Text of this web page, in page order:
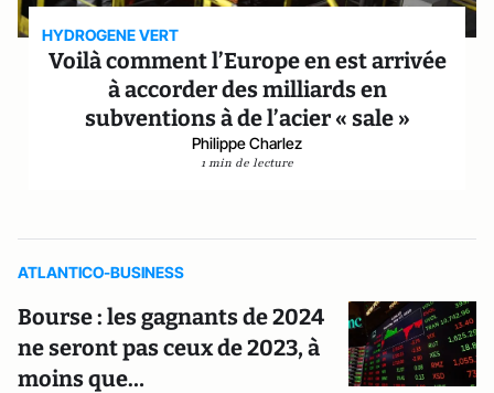
HYDROGENE VERT
Voilà comment l’Europe en est arrivée
à accorder des milliards en
subventions à de l’acier « sale »
Philippe Charlez
1 min de lecture
ATLANTICO-BUSINESS
Bourse : les gagnants de 2024
ne seront pas ceux de 2023, à
moins que…